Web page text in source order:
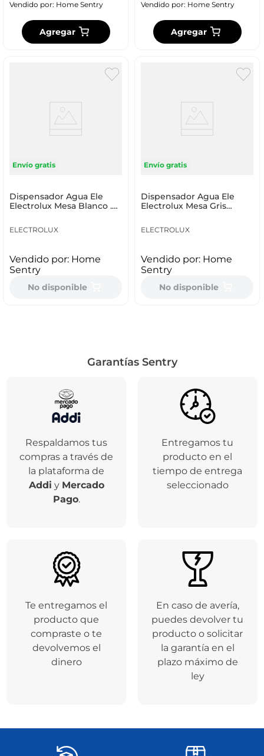
Vendido por: Home Sentry
Agregar
Vendido por: Home Sentry
Agregar
Envío gratis
Dispensador Agua Ele
Electrolux Mesa Blanco .01
ELECTROLUX
Vendido por: Home
Sentry
No disponible
Envío gratis
Dispensador Agua Ele
Electrolux Mesa Gris
ELECTROLUX
Vendido por: Home
Sentry
No disponible
Garantías Sentry
Respaldamos tus
compras a través de
la plataforma de
Addi y Mercado
Pago.
Entregamos tu
producto en el
tiempo de entrega
seleccionado
Te entregamos el
producto que
compraste o te
devolvemos el
dinero
En caso de avería,
puedes devolver tu
producto o solicitar
la garantía en el
plazo máximo de
ley